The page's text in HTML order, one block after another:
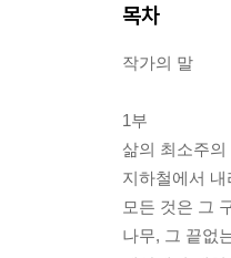
목차
작가의 말
1부
삶의 최소주의
지하철에서 내
모든 것은 그
나무, 그 끝없